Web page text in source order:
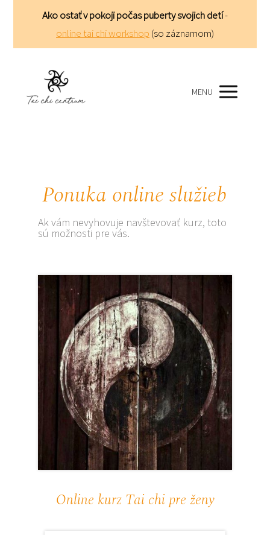
Ako ostať v pokoji počas puberty svojich detí-
online tai chi workshop (so záznamom)
MENU
Ponuka online služieb
Ak vám nevyhovuje navštevovať kurz, toto
sú možnosti pre vás.
Online kurz Tai chi pre ženy